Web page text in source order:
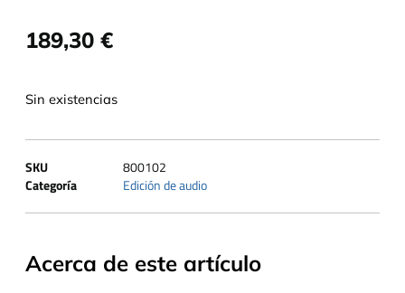
189,30 €
Sin existencias
SKU
800102
Categoría
Edición de audio
Acerca de este artículo